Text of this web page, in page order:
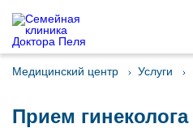
Медицинский центр Услуги
Прием